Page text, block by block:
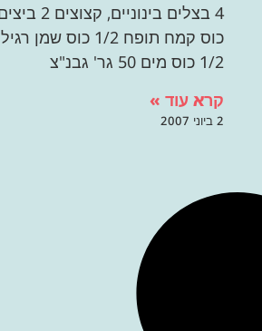
כוס קמח תופח 1/2 כוס שמן רגיל
1/2 כוס מים 50 גר' גבנ"צ
קרא עוד »
2 ביוני 2007